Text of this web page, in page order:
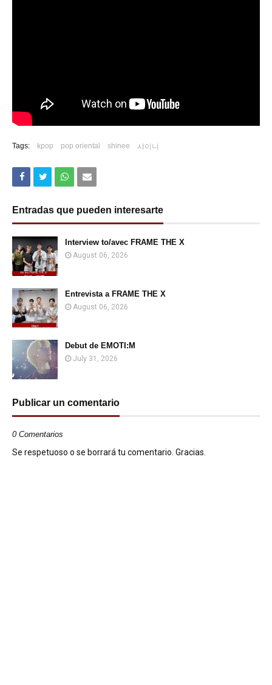
Tags: kpop pop oriental shinee 샤이니
Entradas que pueden interesarte
Interview to/avec FRAME THE X
August 06, 2026
Entrevista a FRAME THE X
August 06, 2026
Debut de EMOTI:M
July 31, 2026
Publicar un comentario
0 Comentarios
Se respetuoso o se borrará tu comentario. Gracias.